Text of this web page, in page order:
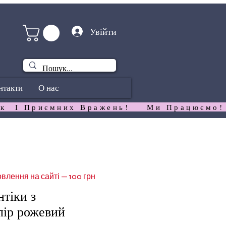
Увійти
О нас
І Приємних Вражень!
з
рожевий
на сайті — 100 грн